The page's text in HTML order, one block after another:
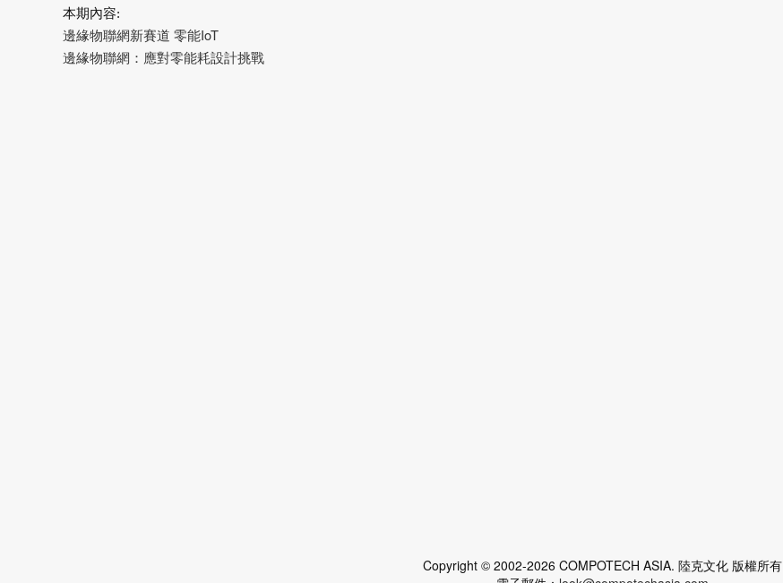
本期內容:
邊緣物聯網新賽道 零能IoT
邊緣物聯網：應對零能耗設計挑戰
Copyright © 2002-2026 COMPOTECH ASIA. 陸克文化 版權所有